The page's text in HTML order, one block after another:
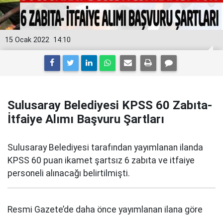
14:10
15 Ocak 2022
Sulusaray Belediyesi KPSS 60 Zabıta-
İtfaiye Alımı Başvuru Şartları
Sulusaray Belediyesi tarafından yayımlanan ilanda
KPSS 60 puan ikamet şartsız 6 zabıta ve itfaiye
personeli alınacağı belirtilmişti.
Resmi Gazete’de daha önce yayımlanan ilana göre